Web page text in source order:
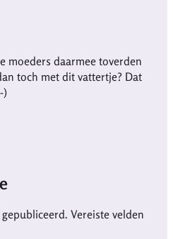
moeders daarmee toverden
toch met dit vattertje? Dat
)
Vereiste velden